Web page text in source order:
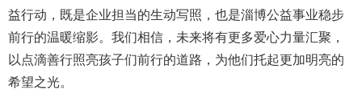
益行动，既是企业担当的生动写照，也是淄博公益事业稳步
前行的温暖缩影。我们相信，未来将有更多爱心力量汇聚，
以点滴善行照亮孩子们前行的道路，为他们托起更加明亮的
希望之光。